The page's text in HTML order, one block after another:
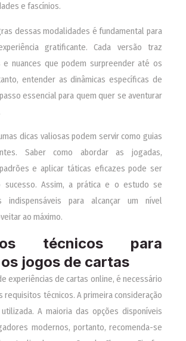
e fascínios.
dessas modalidades é fundamental para
gratificante. Cada versão traz
e nuances que podem surpreender até os
entender as dinâmicas específicas de
essencial para quem quer se aventurar
dicas valiosas podem servir como guias
Saber como abordar as jogadas,
e aplicar táticas eficazes pode ser
sucesso. Assim, a prática e o estudo se
indispensáveis para alcançar um nível
ao máximo.
técnicos para
jogos de cartas
experiências de cartas online, é necessário
requisitos técnicos. A primeira consideração
A maioria das opções disponíveis
modernos, portanto, recomenda-se